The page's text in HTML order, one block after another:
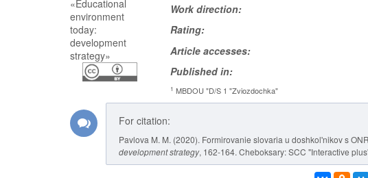
Work direction:
Rating:
Article accesses:
Published in:
1 MBDOU "D/S 1 "Zviozdochka"
For citation:
Pavlova M. M. (2020). Formirovanie slovaria u doshkol'nikov s
development strategy, 162-164. Cheboksary: SCC "Interactive